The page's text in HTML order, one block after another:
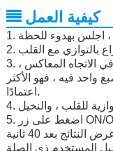
كيفية العمل
3. اكتب شريط الذراع حول ذراعك بإحكام في الاتجاه المعاكس ،
واحد فيه ، فهو الأكثر
اعتمادًا.
5. اضغط على زر ON/OFF ، واصل الاسترخاء وابدأ القياس. ثم
المستخدم ذي الصلة